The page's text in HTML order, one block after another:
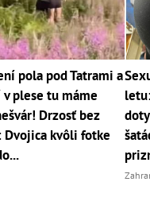
pola pod Tatrami a
v plese tu máme
Drzosť bez
Dvojica kvôli fotke